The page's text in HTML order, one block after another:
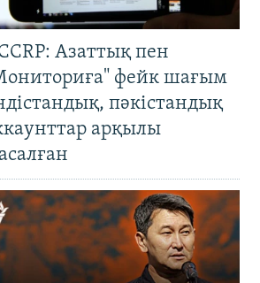
Азаттық пен
фейк шағым
пәкістандық
арқылы